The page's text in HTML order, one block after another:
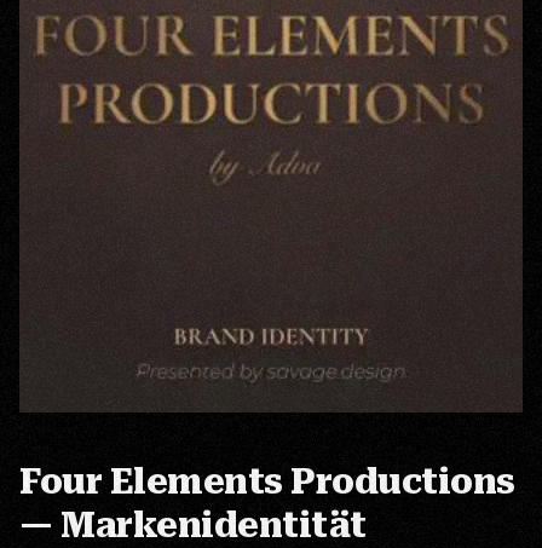
Four Elements Productions
— Markenidentität